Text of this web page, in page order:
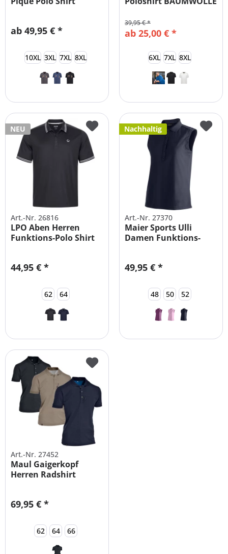
ab 49,95 € *
10XL 3XL 7XL 8XL
ab 25,00 € *
39,95 € *
6XL 7XL 8XL
NEU
Art.-Nr. 26816
LPO Aben Herren
Funktions-Polo Shirt
44,95 € *
62 64
Nachhaltig
Art.-Nr. 27370
Maier Sports Ulli
Damen Funktions-
49,95 € *
48 50 52
Art.-Nr. 27452
Maul Gaigerkopf
Herren Radshirt
69,95 € *
62 64 66